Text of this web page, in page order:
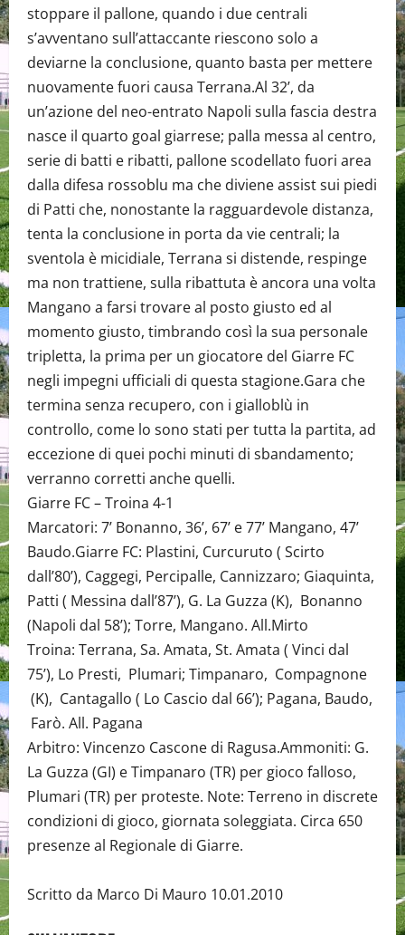
stoppare il pallone, quando i due centrali
s’avventano sull’attaccante riescono solo a
deviarne la conclusione, quanto basta per mettere
nuovamente fuori causa Terrana.Al 32’, da
un’azione del neo-entrato Napoli sulla fascia destra
nasce il quarto goal giarrese; palla messa al centro,
serie di batti e ribatti, pallone scodellato fuori area
dalla difesa rossoblu ma che diviene assist sui piedi
di Patti che, nonostante la ragguardevole distanza,
tenta la conclusione in porta da vie centrali; la
sventola è micidiale, Terrana si distende, respinge
ma non trattiene, sulla ribattuta è ancora una volta
Mangano a farsi trovare al posto giusto ed al
momento giusto, timbrando così la sua personale
tripletta, la prima per un giocatore del Giarre FC
negli impegni ufficiali di questa stagione.Gara che
termina senza recupero, con i gialloblù in
controllo, come lo sono stati per tutta la partita, ad
eccezione di quei pochi minuti di sbandamento;
verranno corretti anche quelli.
Giarre FC – Troina 4-1
Marcatori: 7’ Bonanno, 36’, 67’ e 77’ Mangano, 47’
Baudo.Giarre FC: Plastini, Curcuruto ( Scirto
dall’80’), Caggegi, Percipalle, Cannizzaro; Giaquinta,
Patti ( Messina dall’87’), G. La Guzza (K), Bonanno
(Napoli dal 58’); Torre, Mangano. All.Mirto
Troina: Terrana, Sa. Amata, St. Amata ( Vinci dal
75’), Lo Presti, Plumari; Timpanaro, Compagnone
(K), Cantagallo ( Lo Cascio dal 66’); Pagana, Baudo,
Farò. All. Pagana
Arbitro: Vincenzo Cascone di Ragusa.Ammoniti: G.
La Guzza (GI) e Timpanaro (TR) per gioco falloso,
Plumari (TR) per proteste. Note: Terreno in discrete
condizioni di gioco, giornata soleggiata. Circa 650
presenze al Regionale di Giarre.
Scritto da Marco Di Mauro 10.01.2010